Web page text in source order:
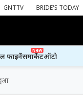
GNTTV BRIDE'S TODAY
फाइनेंस
New
मार्केटऑटो